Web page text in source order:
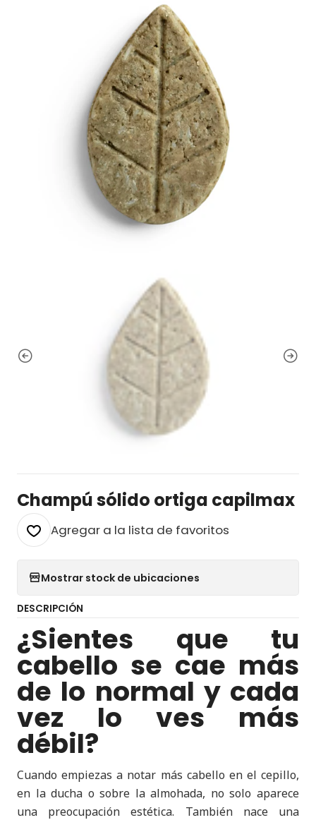
Champú sólido ortiga capilmax
Agregar a la lista de favoritos
Mostrar stock de ubicaciones
DESCRIPCIÓN
¿Sientes que tu
cabello se cae más
de lo normal y cada
vez lo ves más
débil?
Cuando empiezas a notar más cabello en el cepillo,
en la ducha o sobre la almohada, no solo aparece
una preocupación estética. También nace una